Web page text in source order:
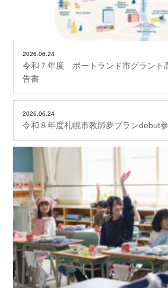
2026.06.24
令和７年度 ポートランド市グラント
告書
2026.06.24
令和８年度札幌市教師夢プランdebut